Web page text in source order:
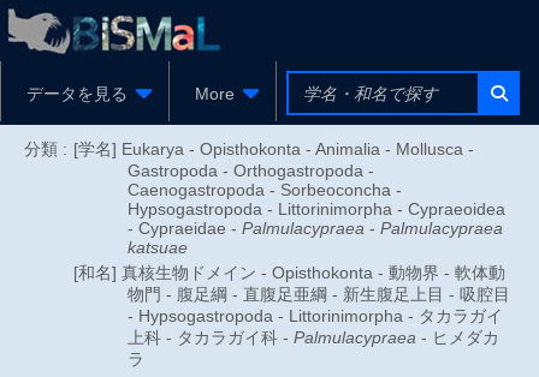
データを見る More
分類 : [学名] Eukarya - Opisthokonta - Animalia - Mollusca -
Gastropoda - Orthogastropoda -
Caenogastropoda - Sorbeoconcha -
Hypsogastropoda - Littorinimorpha - Cypraeoidea
- Cypraeidae - Palmulacypraea - Palmulacypraea
katsuae
[和名] 真核生物ドメイン - Opisthokonta - 動物界 - 軟体動
物門 - 腹足綱 - 直腹足亜綱 - 新生腹足上目 - 吸腔目
- Hypsogastropoda - Littorinimorpha - タカラガイ
上科 - タカラガイ科 - Palmulacypraea - ヒメダカ
ラ